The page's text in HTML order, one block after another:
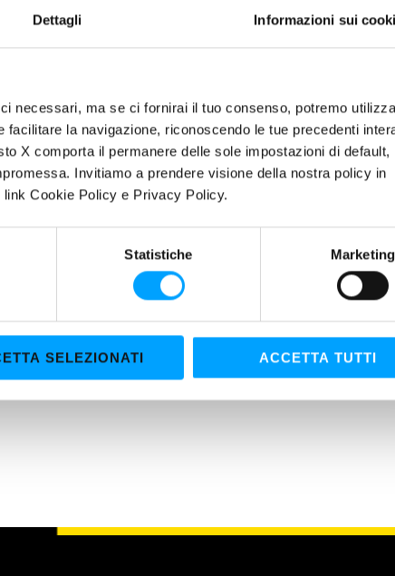
Dettagli Informazioni sui
necessari, ma se ci fornirai il tuo consenso, potremo
la navigazione, riconoscendo le tue precedenti
X comporta il permanere delle sole impostazioni di default,
Invitiamo a prendere visione della nostra policy in
Cookie Policy e Privacy Policy.
Statistiche Marketing
SELEZIONATI ACCETTA TUTTI
conferisce al prodotto un’elevata stabilità termico-ossidativa
reologiche, alto indice di viscosità ed elevata fluidità a
che alle alte temperature. Le eccellenti caratteristiche,
la massima protezione dei componenti meccanici,
ingranaggi contro l’usura
di tutti gli organi della trasmissione
il degrado e l’ossidazione termica
di tutti gli organi della trasmissione
il degrado e l’ossidazione termica